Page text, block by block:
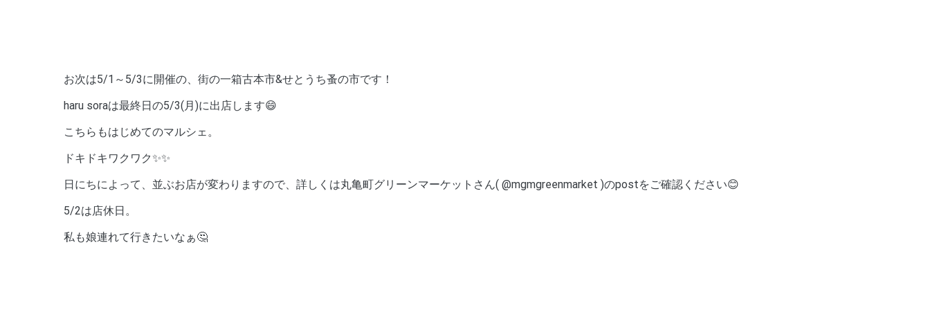
お次は5/1～5/3に開催の、街の一箱古本市&せとうち蚤の市です！
haru soraは最終日の5/3(月)に出店します😄
こちらもはじめてのマルシェ。
ドキドキワクワク✨✨
日にちによって、並ぶお店が変わりますので、詳しくは丸亀町グリーンマーケットさん( @mgmgreenmarket )のpostをご確認ください😊
5/2は店休日。
私も娘連れて行きたいなぁ🤔